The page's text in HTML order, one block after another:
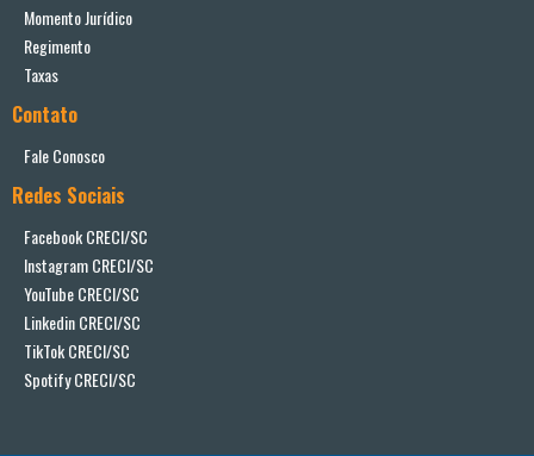
Momento Jurídico
Regimento
Taxas
Contato
Fale Conosco
Redes Sociais
Facebook CRECI/SC
Instagram CRECI/SC
YouTube CRECI/SC
Linkedin CRECI/SC
TikTok CRECI/SC
Spotify CRECI/SC